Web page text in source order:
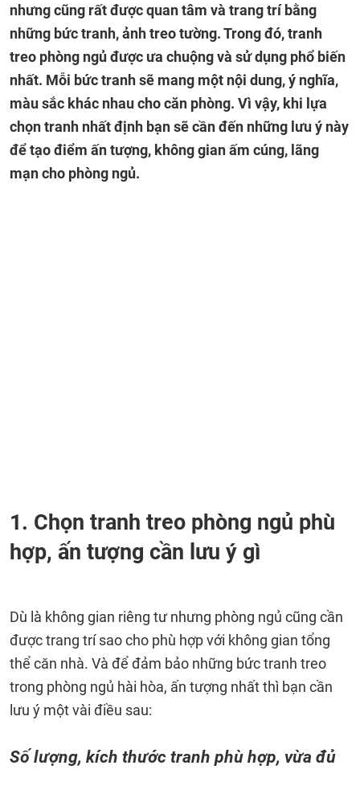
nhưng cũng rất được quan tâm và trang trí bằng
những bức tranh, ảnh treo tường. Trong đó, tranh
treo phòng ngủ được ưa chuộng và sử dụng phổ biến
nhất. Mỗi bức tranh sẽ mang một nội dung, ý nghĩa,
màu sắc khác nhau cho căn phòng. Vì vậy, khi lựa
chọn tranh nhất định bạn sẽ cần đến những lưu ý này
để tạo điểm ấn tượng, không gian ấm cúng, lãng
mạn cho phòng ngủ.
1. Chọn tranh treo phòng ngủ phù
hợp, ấn tượng cần lưu ý gì
Dù là không gian riêng tư nhưng phòng ngủ cũng cần
được trang trí sao cho phù hợp với không gian tổng
thể căn nhà. Và để đảm bảo những bức tranh treo
trong phòng ngủ hài hòa, ấn tượng nhất thì bạn cần
lưu ý một vài điều sau:
Số lượng, kích thước tranh phù hợp, vừa đủ